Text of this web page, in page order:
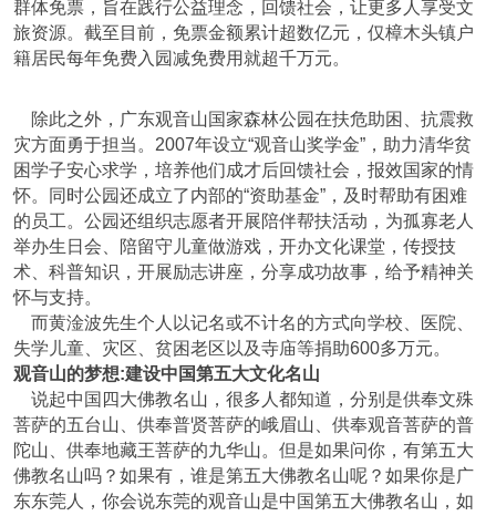
群体免票，旨在践行公益理念，回馈社会，让更多人享受文
旅资源。截至目前，免票金额累计超数亿元，仅樟木头镇户
籍居民每年免费入园减免费用就超千万元。
除此之外，广东观音山国家森林公园在扶危助困、抗震救
灾方面勇于担当。2007年设立“观音山奖学金”，助力清华贫
困学子安心求学，培养他们成才后回馈社会，报效国家的情
怀。同时公园还成立了内部的“资助基金”，及时帮助有困难
的员工。公园还组织志愿者开展陪伴帮扶活动，为孤寡老人
举办生日会、陪留守儿童做游戏，开办文化课堂，传授技
术、科普知识，开展励志讲座，分享成功故事，给予精神关
怀与支持。
而黄淦波先生个人以记名或不计名的方式向学校、医院、
失学儿童、灾区、贫困老区以及寺庙等捐助600多万元。
观音山的梦想:建设中国第五大文化名山
说起中国四大佛教名山，很多人都知道，分别是供奉文殊
菩萨的五台山、供奉普贤菩萨的峨眉山、供奉观音菩萨的普
陀山、供奉地藏王菩萨的九华山。但是如果问你，有第五大
佛教名山吗？如果有，谁是第五大佛教名山呢？如果你是广
东东莞人，你会说东莞的观音山是中国第五大佛教名山，如